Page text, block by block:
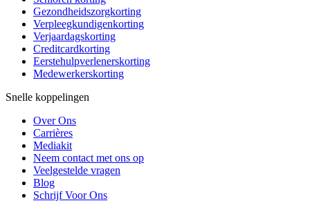
Gezondheidszorgkorting
Verpleegkundigenkorting
Verjaardagskorting
Creditcardkorting
Eerstehulpverlenerskorting
Medewerkerskorting
Snelle koppelingen
Over Ons
Carrières
Mediakit
Neem contact met ons op
Veelgestelde vragen
Blog
Schrijf Voor Ons